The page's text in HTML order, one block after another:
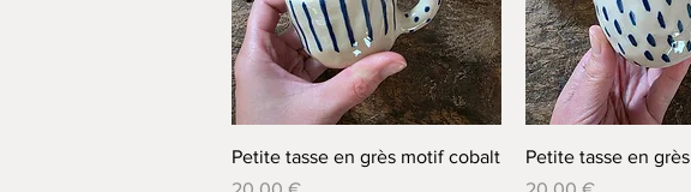
Aperçu rapide
Petite tasse en grès motif cobalt
Aperçu
Petite tasse en